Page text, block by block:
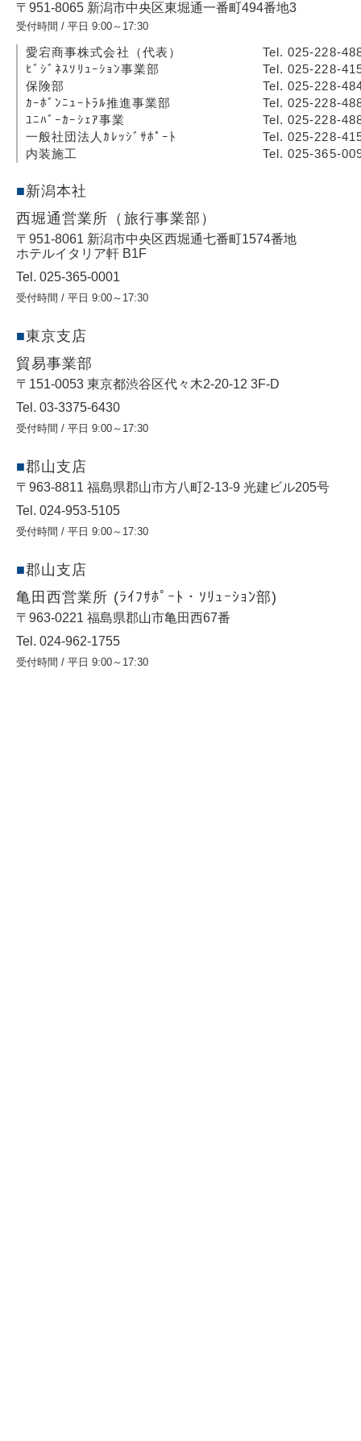
〒951-8065 新潟市中央区東堀通一番町494番地3
受付時間 / 平日 9:00～17:30
愛宕商事株式会社（代表）
Tel. 025-228-
ﾋﾞｼﾞﾈｽｿﾘｭｰｼｮﾝ事業部
Tel. 025-228-
保険部
Tel. 025-228-
ｶｰﾎﾞﾝﾆｭｰﾄﾗﾙ推進事業部
Tel. 025-228-
ﾕﾆﾊﾞｰｶｰｼｪｱ事業
Tel. 025-228-
一般社団法人ｶﾚｯｼﾞｻﾎﾟｰﾄ
Tel. 025-228-
内装施工
Tel. 025-365-
新潟本社
西堀通営業所（旅行事業部）
〒951-8061 新潟市中央区西堀通七番町1574番地
ホテルイタリア軒 B1F
Tel. 025-365-0001
受付時間 / 平日 9:00～17:30
東京支店
貿易事業部
〒151-0053 東京都渋⾕区代々⽊2-20-12 3F-D
Tel. 03-3375-6430
受付時間 / 平日 9:00～17:30
郡山支店
〒963-8811 福島県郡山市方八町2-13-9 光建ビル205号
Tel. 024-953-5105
受付時間 / 平日 9:00～17:30
郡山支店
亀田西営業所 (ﾗｲﾌｻﾎﾟｰﾄ・ｿﾘｭｰｼｮﾝ部)
〒963-0221 福島県郡山市亀田西67番
Tel. 024-962-1755
受付時間 / 平日 9:00～17:30